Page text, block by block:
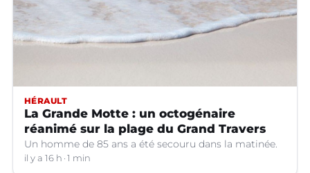
HÉRAULT
La Grande Motte : un octogénaire
réanimé sur la plage du Grand Travers
Un homme de 85 ans a été secouru dans la matinée.
il y a 16 h 1 min